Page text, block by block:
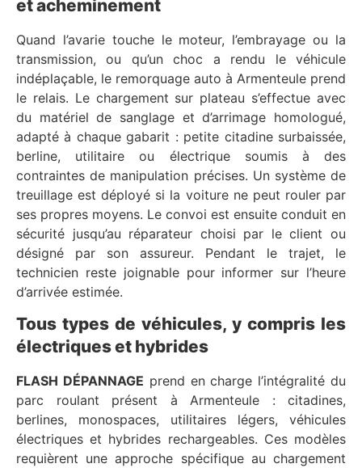
et acheminement
Quand l’avarie touche le moteur, l’embrayage ou la
transmission, ou qu’un choc a rendu le véhicule
indéplaçable, le remorquage auto à Armenteule prend
le relais. Le chargement sur plateau s’effectue avec
du matériel de sanglage et d’arrimage homologué,
adapté à chaque gabarit : petite citadine surbaissée,
berline, utilitaire ou électrique soumis à des
contraintes de manipulation précises. Un système de
treuillage est déployé si la voiture ne peut rouler par
ses propres moyens. Le convoi est ensuite conduit en
sécurité jusqu’au réparateur choisi par le client ou
désigné par son assureur. Pendant le trajet, le
technicien reste joignable pour informer sur l’heure
d’arrivée estimée.
Tous types de véhicules, y compris les
électriques et hybrides
FLASH DÉPANNAGE prend en charge l’intégralité du
parc roulant présent à Armenteule : citadines,
berlines, monospaces, utilitaires légers, véhicules
électriques et hybrides rechargeables. Ces modèles
requièrent une approche spécifique au chargement